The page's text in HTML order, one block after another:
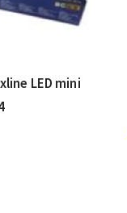
LED mini